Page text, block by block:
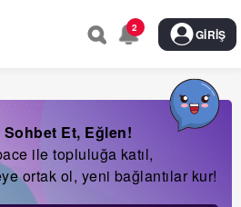
2 GIRIŞ
Sohbet Et, Eğlen!
ile topluluğa katıl,
ortak ol, yeni bağlantılar kur!